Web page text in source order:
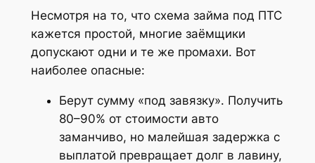
Несмотря на то, что схема займа под ПТС
кажется простой, многие заёмщики
допускают одни и те же промахи. Вот
наиболее опасные:
Берут сумму «под завязку». Получить
80–90% от стоимости авто
заманчиво, но малейшая задержка с
выплатой превращает долг в лавину,